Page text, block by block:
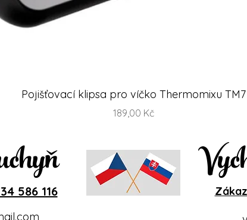
Rychlý náhled
Pojišťovací klipsa pro víčko Thermomixu TM7
Cena
189,00 Kč
586 116